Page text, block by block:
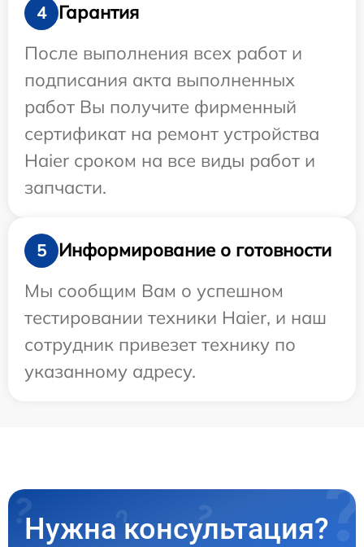
4
Гарантия
После выполнения всех работ и
подписания акта выполненных
работ Вы получите фирменный
сертификат на ремонт устройства
Haier сроком на все виды работ и
запчасти.
5
Информирование о готовности
Мы сообщим Вам о успешном
тестировании техники Haier, и наш
сотрудник привезет технику по
указанному адресу.
Нужна консультация?